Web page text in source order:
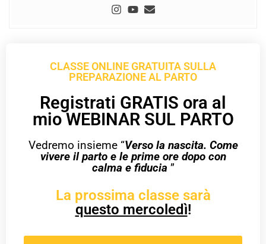
CLASSE ONLINE GRATUITA SULLA
PREPARAZIONE AL PARTO
Registrati GRATIS ora al
mio WEBINAR SUL PARTO
Vedremo insieme “Verso la nascita. Come
vivere il parto e le prime ore dopo con
calma e fiducia ”
La prossima classe sarà
questo mercoledì!